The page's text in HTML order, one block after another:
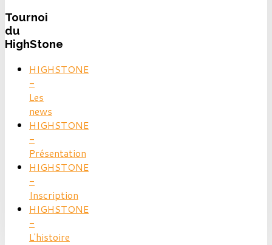
Tournoi
du
HighStone
HIGHSTONE
-
Les
news
HIGHSTONE
-
Présentation
HIGHSTONE
-
Inscription
HIGHSTONE
-
L'histoire